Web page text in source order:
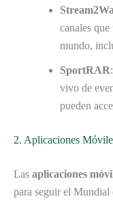
canales
mundo,
SportRAR
vivo de
pueden
2. Aplicaciones
Las aplicaciones
para seguir el Mundial